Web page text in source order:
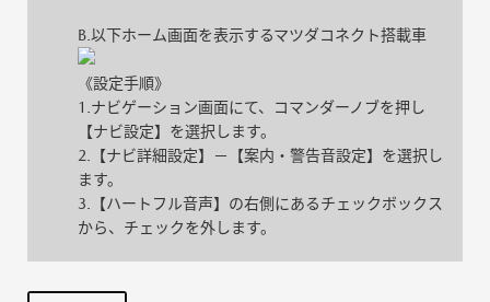
B.以下ホーム画面を表示するマツダコネクト搭載車
《設定手順》
1.ナビゲーション画面にて、コマンダーノブを押し
【ナビ設定】を選択します。
2.【ナビ詳細設定】－【案内・警告音設定】を選択し
ます。
3.【ハートフル音声】の右側にあるチェックボックス
から、チェックを外します。